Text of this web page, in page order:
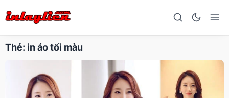
Thẻ: in áo tối màu